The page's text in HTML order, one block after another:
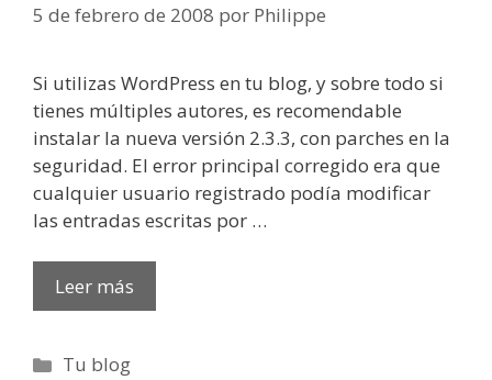
5 de febrero de 2008 por Philippe
Si utilizas WordPress en tu blog, y sobre todo si
tienes múltiples autores, es recomendable
instalar la nueva versión 2.3.3, con parches en la
seguridad. El error principal corregido era que
cualquier usuario registrado podía modificar
las entradas escritas por …
Leer más
Categorías
Tu blog